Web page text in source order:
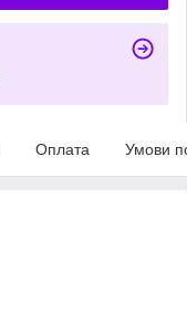
Оплата Умови